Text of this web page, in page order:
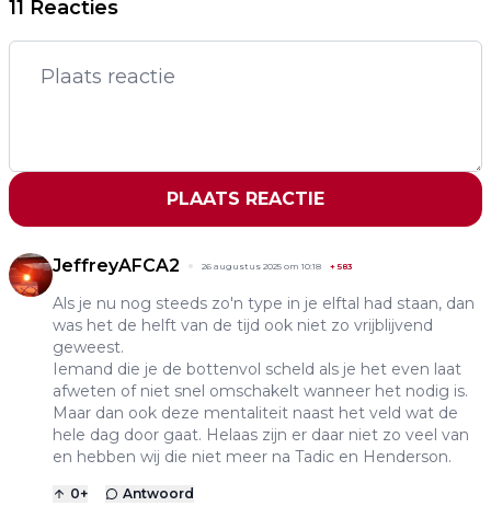
11 Reacties
PLAATS REACTIE
JeffreyAFCA2 26 augustus 2025 om 10:18 + 583
Als je nu nog steeds zo'n type in je elftal had staan, dan
was het de helft van de tijd ook niet zo vrijblijvend
geweest.
Iemand die je de bottenvol scheld als je het even laat
afweten of niet snel omschakelt wanneer het nodig is.
Maar dan ook deze mentaliteit naast het veld wat de
hele dag door gaat. Helaas zijn er daar niet zo veel van
en hebben wij die niet meer na Tadic en Henderson.
0+ Antwoord